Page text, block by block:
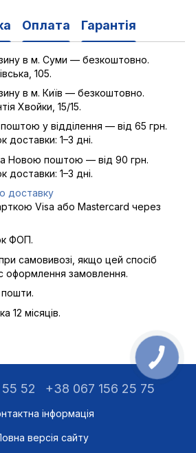
Оплата Гарантія
в м. Суми — безкоштовно.
105.
в м. Київ — безкоштовно.
Хвойки, 15/15.
у відділення — від 65 грн.
доставки: 1–3 дні.
Новою поштою — від 90 грн.
доставки: 1–3 дні.
доставку
Visa або Mastercard через
ФОП.
самовивозі, якщо цей спосіб
оформлення замовлення.
пошти.
12 місяців.
52 +38 067 156 25 75
інформація
версія сайту